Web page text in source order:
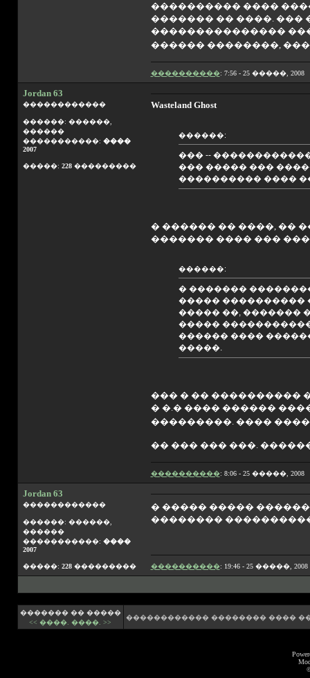
���������� ����
������� �� ����. ���
���������������
������ ��������,
����������: 7:56 - 25 �����, 2008
Jordan 63
������������
������: ������,
������
�����������: ����
2007
�����: 228���������
Wasteland Ghost
������:
��� --
��� ����� ���
���������� ����
� ������ �� ����, ��
������� ���� ���
������:
� �������
����� ����������
����� ��, �������
�����
������ ����
�����.
��� � �� ����������
� �.� ���� ������
���������. ����
�� ��� ��� ���.
����������: 8:06 - 25 �����, 2008
Jordan 63
������������
������: ������,
������
�����������: ����
2007
�����: 228���������
� ����� �����
��������
����������: 19:46 - 25 �����, 2008
������� �� �����
<< ����. ����. >>
������������ �������� ����